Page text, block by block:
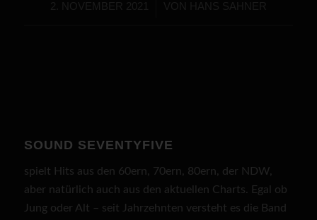
SOUND SEVENTYFIVE
spielt Hits aus den 60ern, 70ern, 80ern, der NDW,
aber natürlich auch aus den aktuellen Charts. Egal ob
Jung oder Alt – seit Jahrzehnten versteht es die Band